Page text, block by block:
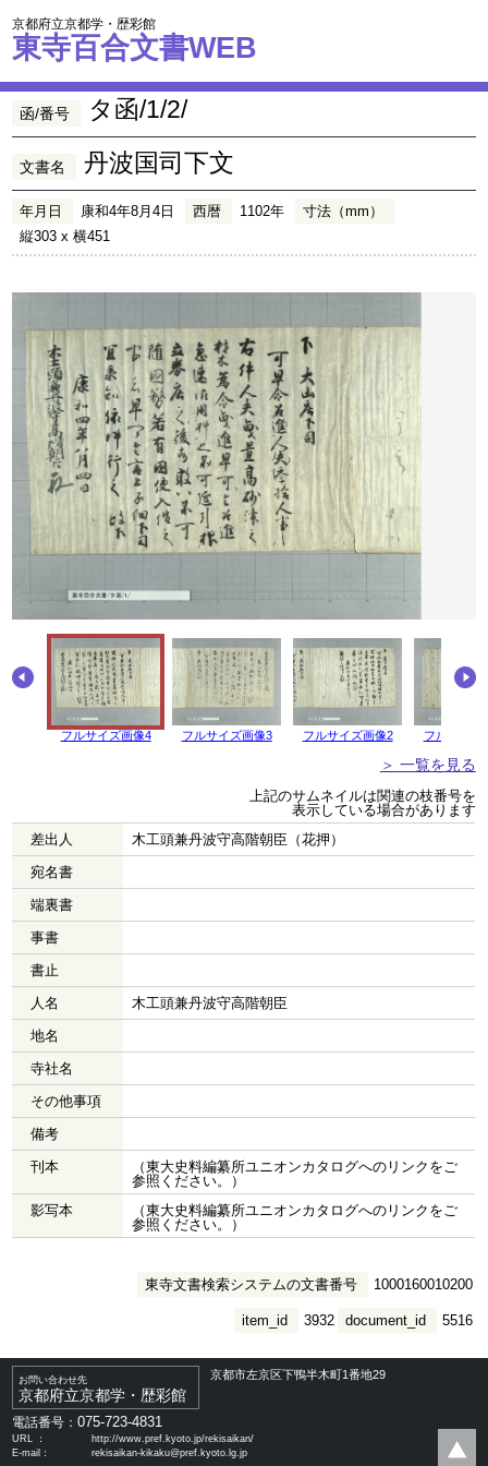
京都府立京都学・歴彩館
東寺百合文書WEB
函/番号 タ函/1/2/
文書名 丹波国司下文
年月日 康和4年8月4日 西暦 1102年
寸法（mm）
縦303 x 横451
フルサイズ画像4 フルサイズ画像3 フルサイズ画像2 フルサイズ
＞ 一覧を見る
上記のサムネイルは関連の枝番号を
表示している場合があります
差出人
木工頭兼丹波守高階朝臣（花押）
宛名書
端裏書
事書
書止
人名
木工頭兼丹波守高階朝臣
地名
寺社名
その他事項
備考
刊本
（東大史料編纂所ユニオンカタログへのリンクをご
参照ください。）
影写本
（東大史料編纂所ユニオンカタログへのリンクをご
参照ください。）
東寺文書検索システムの文書番号 1000160010200
document_id 5516
item_id 3932
お問い合わせ先
京都府立京都学・歴彩館
京都市左京区下鴨半木町1番地29
電話番号：075-723-4831
URL ：
http://www.pref.kyoto.jp/rekisaikan/
E-mail：
rekisaikan-kikaku@pref.kyoto.lg.jp